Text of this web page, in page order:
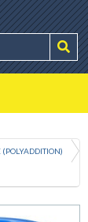
(POLYADDITION)